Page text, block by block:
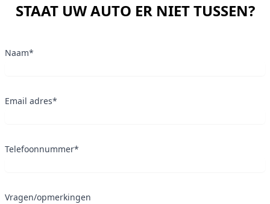
STAAT UW AUTO ER NIET TUSSEN?
Naam*
Email adres*
Telefoonnummer*
Vragen/opmerkingen